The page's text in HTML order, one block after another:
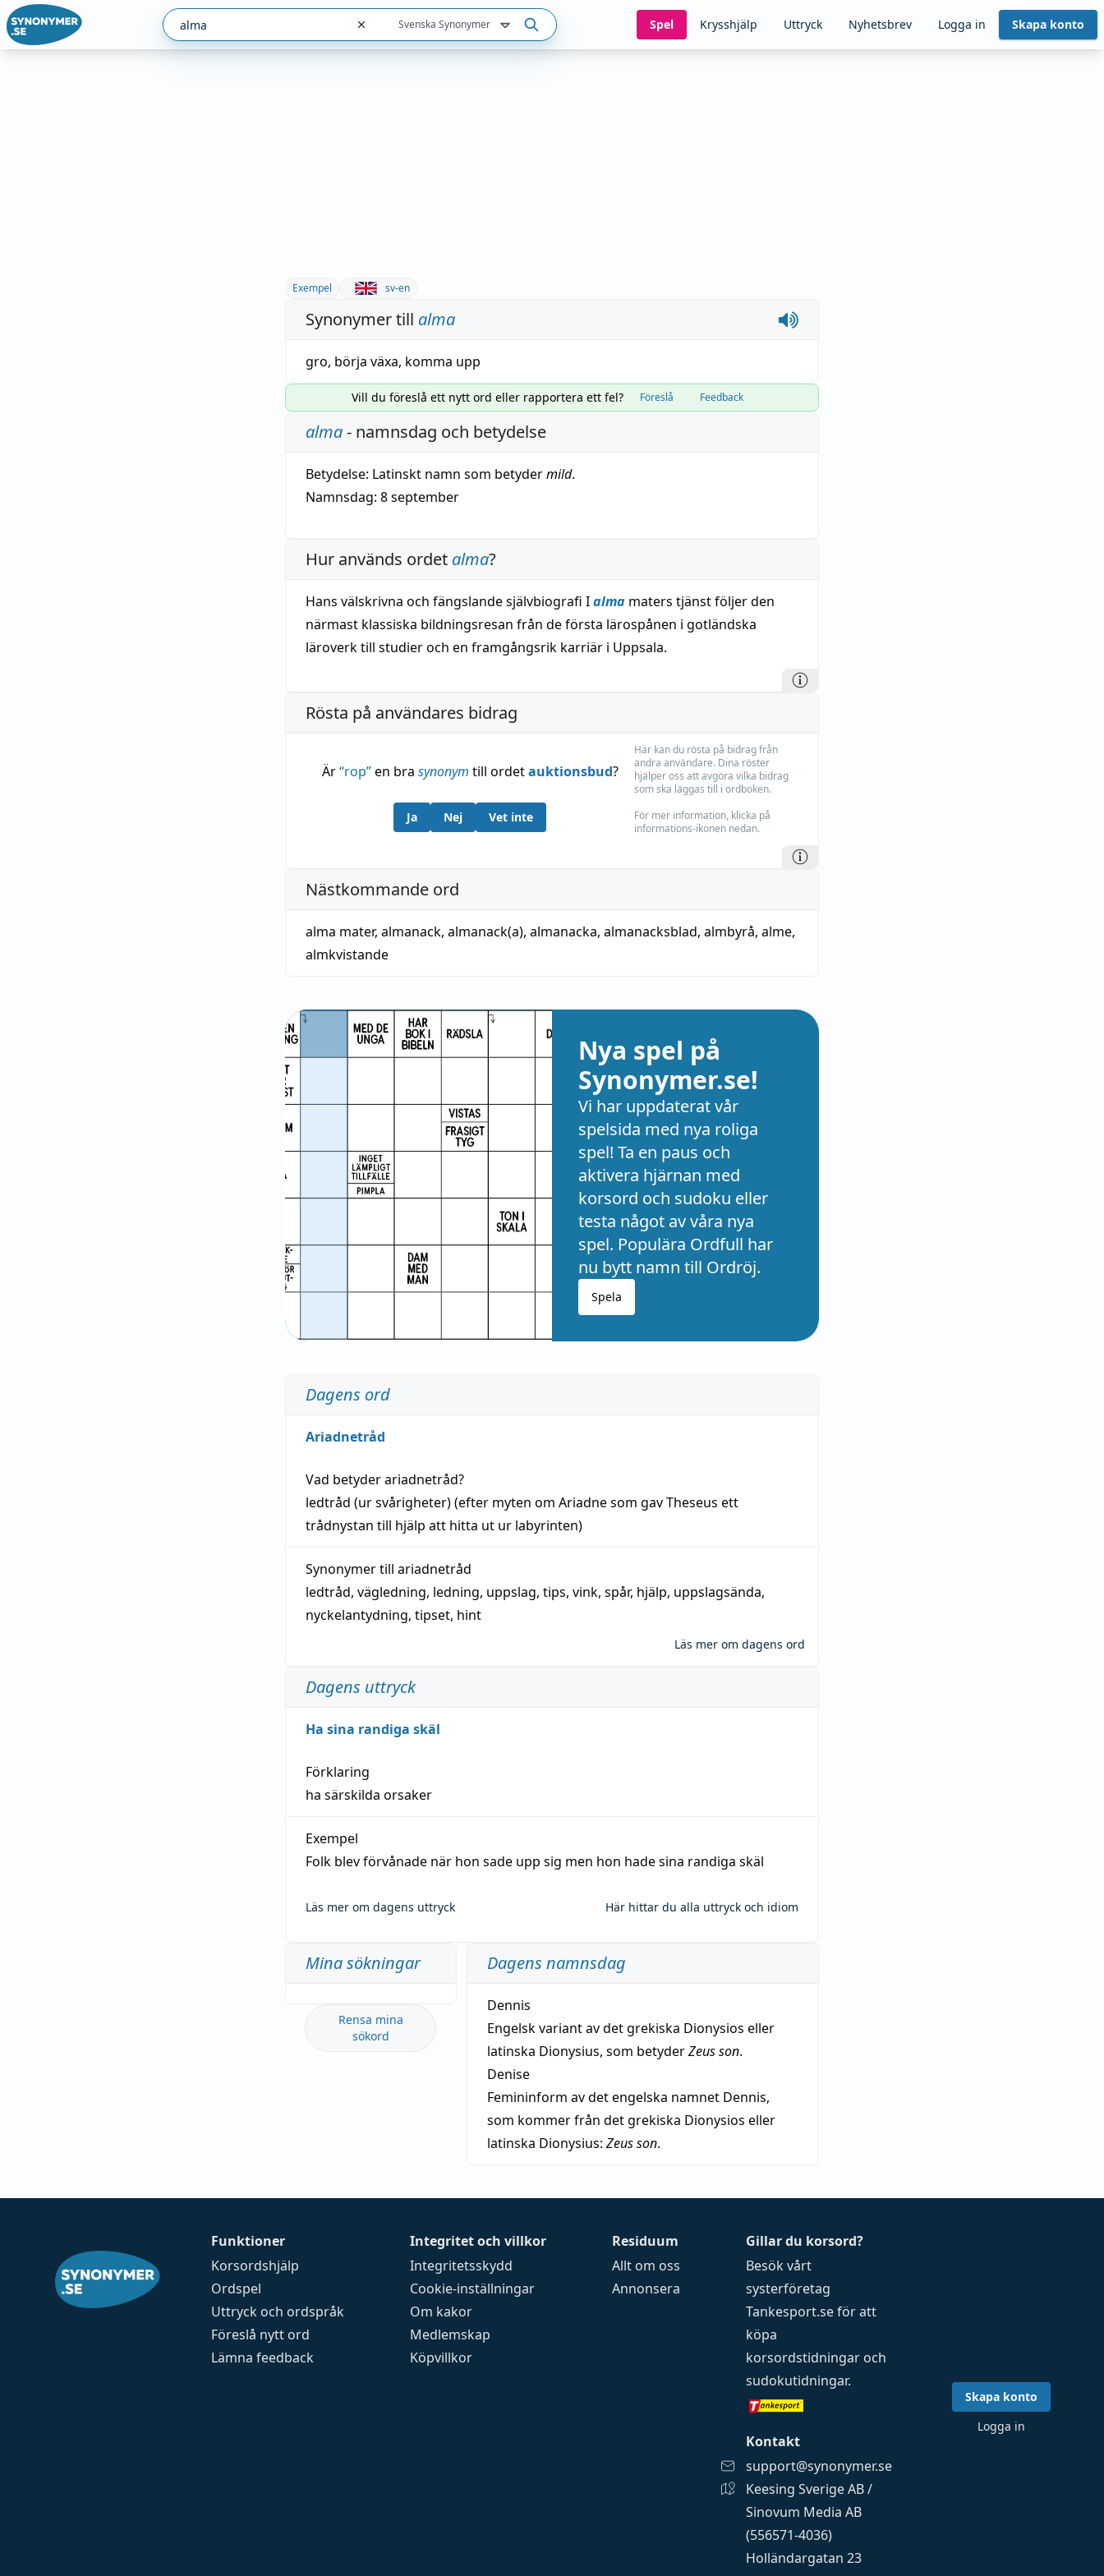
Svenska Synonymer Spel Krysshjälp Uttryck Nyhetsbrev Logga in Skapa konto
Exempel sv-en
Synonymer till alma
gro, börja växa, komma upp
Vill du föreslå ett nytt ord eller rapportera ett fel? Föreslå Feedback
alma- namnsdag och betydelse
Betydelse: Latinskt namn som betydermild.
Namnsdag: 8 september
Hur används ordet alma?
Hans välskrivna och fängslande självbiografi Ialma maters tjänst följer den
närmast klassiska bildningsresan från de första lärospånen i gotländska
läroverk till studier och en framgångsrik karriär i Uppsala.
Rösta på användares bidrag
Är“rop”en bra synonym till ordetauktionsbud?
Ja Nej Vet inte
Här kan du rösta på bidrag från
andra användare. Dina röster
hjälper oss att avgöra vilka bidrag
som ska läggas till i ordboken.
För mer information, klicka på
informations-ikonen nedan.
Nästkommande ord
alma mater, almanack, almanack(a), almanacka, almanacksblad, almbyrå, alme,
almkvistande
Nya spel på
Synonymer.se!
Vi har uppdaterat vår
spelsida med nya roliga
spel! Ta en paus och
aktivera hjärnan med
korsord och sudoku eller
testa något av våra nya
spel. Populära Ordfull har
nu bytt namn till Ordröj.
Spela
Dagens ord
Ariadnetråd
Vad betyderariadnetråd?
ledtråd (ur svårigheter) (efter myten om Ariadne som gav Theseus ett
trådnystan till hjälp att hitta ut ur labyrinten)
Synonymer till ariadnetråd
ledtråd, vägledning, ledning, uppslag, tips, vink, spår, hjälp, uppslagsända,
nyckelantydning, tipset, hint
Läs mer om dagens ord
Dagens uttryck
Ha sina randiga skäl
Förklaring
ha särskilda orsaker
Exempel
Folk blev förvånade när hon sade upp sig men hon hade sina randiga skäl
Läs mer om dagens uttryck Här hittar du alla uttryck och idiom
Mina sökningar
Rensa mina
sökord
Dagens namnsdag
Dennis
Engelsk variant av det grekiska Dionysios eller
latinska Dionysius, som betyderZeus son.
Denise
Femininform av det engelska namnet Dennis,
som kommer från det grekiska Dionysios eller
latinska Dionysius: Zeus son.
Funktioner
Korsordshjälp
Ordspel
Uttryck och ordspråk
Föreslå nytt ord
Lämna feedback
Integritet och villkor
Integritetsskydd
Cookie-inställningar
Om kakor
Medlemskap
Köpvillkor
Residuum
Allt om oss
Annonsera
Gillar du korsord?
Besök vårt
systerföretag
Tankesport.seför att
köpa
korsordstidningar och
sudokutidningar.
Kontakt
support@synonymer.se
Keesing Sverige AB /
Sinovum Media AB
(556571-4036)
Holländargatan 23
Skapa konto
Logga in